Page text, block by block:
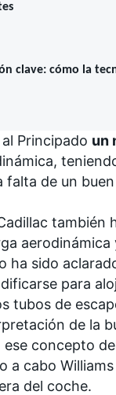
clave: cómo la
Principado un
falta de un
también
ha sido
para
tubos de
de la
concepto
a cabo Williams
del coche.